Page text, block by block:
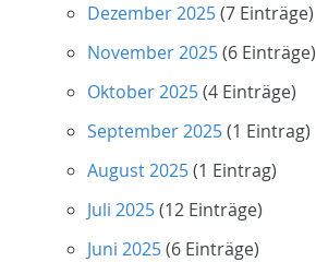
Dezember 2025(7 Einträge)
November 2025(6 Einträge)
Oktober 2025(4 Einträge)
September 2025(1 Eintrag)
August 2025(1 Eintrag)
Juli 2025(12 Einträge)
Juni 2025(6 Einträge)